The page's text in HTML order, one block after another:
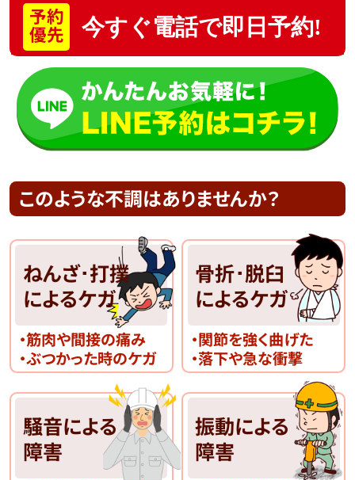
予約
優先 今すぐ電話で即日予約!
このような不調はありませんか？
ねんざ･打撲
によるケガ
・筋肉や間接の痛み
・ぶつかった時のケガ
骨折･脱臼
によるケガ
・関節を強く曲げた
・落下や急な衝撃
騒音による
障害
振動による
障害